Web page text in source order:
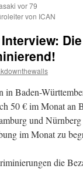
vor 79
von ICAN
Baden-
50 € im Monat an
und
im Monat zu
die